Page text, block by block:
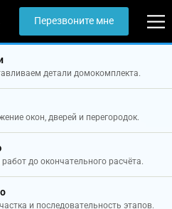
Перезвоните мне
детали домокомплекта.
окон, дверей и перегородок.
до окончательного расчёта.
и последовательность этапов.